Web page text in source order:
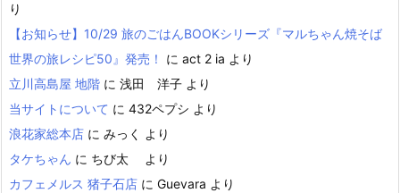
り
【お知らせ】10/29 旅のごはんBOOKシリーズ『マルちゃん焼そば
世界の旅レシピ50』発売！
に act 2 ia より
立川高島屋 地階 に 浅田 洋子 より
当サイトについて に 432ペプシ より
浪花家総本店 に みっく より
タケちゃん に ちび太
より
カフェメルス 猪子石店 に Guevara より